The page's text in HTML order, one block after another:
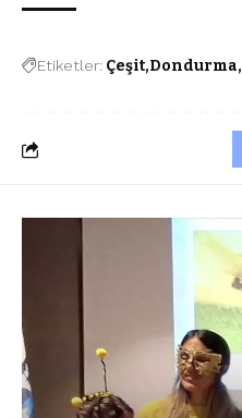
Etiketler: Çeşit Dondurma